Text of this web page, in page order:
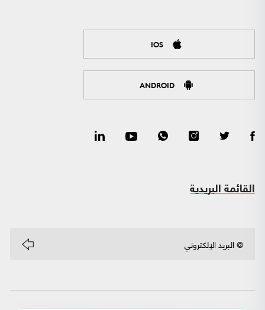
IOS
ANDROID
القائمة البريدية